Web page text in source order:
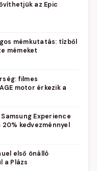
az Epic
mémkutatás: tízből
mémeket
filmes
motor érkezik a
Experience
kedvezménnyel
első önálló
a Plázs